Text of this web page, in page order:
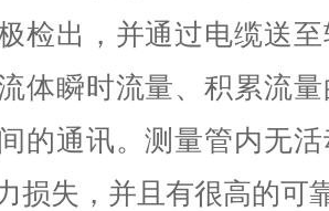
检出，并通过电缆送
体瞬时流量、积累流
的通讯。测量管内无
损失，并且有很高的可